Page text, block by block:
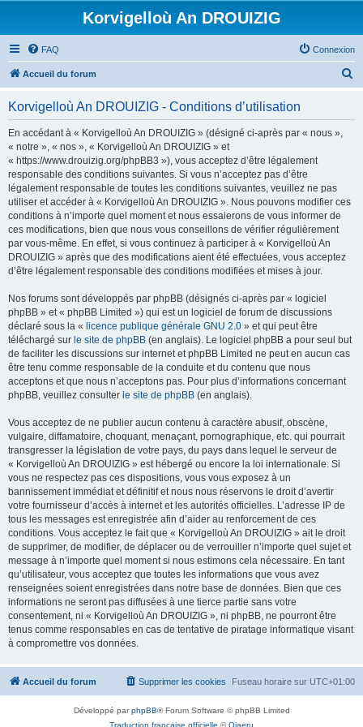
Korvigelloù An DROUIZIG
FAQ Connexion
Accueil du forum
Korvigelloù An DROUIZIG - Conditions d’utilisation
En accédant à « Korvigelloù An DROUIZIG » (désigné ci-après par « nous »,
« notre », « nos », « Korvigelloù An DROUIZIG » et
« https://www.drouizig.org/phpBB3 »), vous acceptez d’être légalement
responsable des conditions suivantes. Si vous n’acceptez pas d’être
légalement responsable de toutes les conditions suivantes, veuillez ne pas
utiliser et accéder à « Korvigelloù An DROUIZIG ». Nous pouvons modifier ces
conditions à n’importe quel moment et nous essaierons de vous informer de
ces modifications, bien que nous vous conseillons de vérifier régulièrement
par vous-même. En effet, si vous continuez à participer à « Korvigelloù An
DROUIZIG » après que des modifications aient été effectuées, vous acceptez
d’être légalement responsable des conditions modifiées et mises à jour.
Nos forums sont développés par phpBB (désignés ci-après par « logiciel
phpBB » et « phpBB Limited ») qui est un logiciel de forum de discussions
déclaré sous la « licence publique générale GNU 2.0 » et qui peut être
téléchargé sur le site de phpBB (en anglais). Le logiciel phpBB a pour seul but
de faciliter les discussions sur internet et phpBB Limited ne peut en aucun cas
être tenu comme responsable de la conduite et du contenu que nous
acceptons et que nous n’acceptons pas. Pour plus d’informations concernant
phpBB, veuillez consulter le site de phpBB (en anglais).
Vous acceptez de ne publier aucun contenu à caractère abusif, obscène,
vulgaire, diffamatoire, choquant, menaçant, pornographique, etc. qui pourrait
transgresser la législation de votre pays, du pays dans lequel le serveur de
« Korvigelloù An DROUIZIG » est hébergé ou encore la loi internationale. Si
vous ne respectez pas ces dispositions, vous vous exposez à un
bannissement immédiat et définitif et nous nous réservons le droit d’avertir
votre fournisseur d’accès à internet et les autorités officielles. L’adresse IP de
tous les messages est enregistrée afin d’aider au renforcement de ces
conditions. Vous acceptez le fait que « Korvigelloù An DROUIZIG » ait le droit
de supprimer, de modifier, de déplacer ou de verrouiller n’importe quel sujet et
message à n’importe quel moment si nous estimons cela nécessaire. En tant
qu’utilisateur, vous acceptez que toutes les informations que vous avez
renseignées soient enregistrées dans notre base de données. Bien que ces
informations ne seront pas diffusées à une tierce partie sans votre
consentement, ni « Korvigelloù An DROUIZIG », ni phpBB, ne pourront être
tenus comme responsables en cas de tentative de piratage informatique visant
à compromettre vos données.
Accueil du forum Fuseau horaire sur UTC+01:00
Supprimer les cookies
Développé parphpBB® Forum Software © phpBB Limited
Traduction française officielle ©Qiaeru